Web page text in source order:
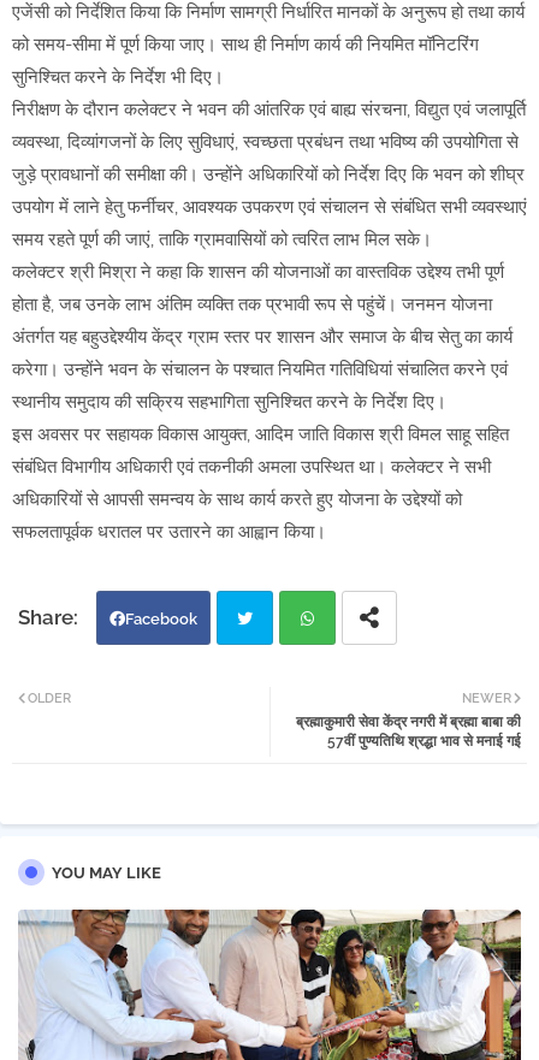
एजेंसी को निर्देशित किया कि निर्माण सामग्री निर्धारित मानकों के अनुरूप हो तथा कार्य
को समय-सीमा में पूर्ण किया जाए। साथ ही निर्माण कार्य की नियमित मॉनिटरिंग
सुनिश्चित करने के निर्देश भी दिए।
निरीक्षण के दौरान कलेक्टर ने भवन की आंतरिक एवं बाह्य संरचना, विद्युत एवं जलापूर्ति
व्यवस्था, दिव्यांगजनों के लिए सुविधाएं, स्वच्छता प्रबंधन तथा भविष्य की उपयोगिता से
जुड़े प्रावधानों की समीक्षा की। उन्होंने अधिकारियों को निर्देश दिए कि भवन को शीघ्र
उपयोग में लाने हेतु फर्नीचर, आवश्यक उपकरण एवं संचालन से संबंधित सभी व्यवस्थाएं
समय रहते पूर्ण की जाएं, ताकि ग्रामवासियों को त्वरित लाभ मिल सके।
कलेक्टर श्री मिश्रा ने कहा कि शासन की योजनाओं का वास्तविक उद्देश्य तभी पूर्ण
होता है, जब उनके लाभ अंतिम व्यक्ति तक प्रभावी रूप से पहुंचें। जनमन योजना
अंतर्गत यह बहुउद्देश्यीय केंद्र ग्राम स्तर पर शासन और समाज के बीच सेतु का कार्य
करेगा। उन्होंने भवन के संचालन के पश्चात नियमित गतिविधियां संचालित करने एवं
स्थानीय समुदाय की सक्रिय सहभागिता सुनिश्चित करने के निर्देश दिए।
इस अवसर पर सहायक विकास आयुक्त, आदिम जाति विकास श्री विमल साहू सहित
संबंधित विभागीय अधिकारी एवं तकनीकी अमला उपस्थित था। कलेक्टर ने सभी
अधिकारियों से आपसी समन्वय के साथ कार्य करते हुए योजना के उद्देश्यों को
सफलतापूर्वक धरातल पर उतारने का आह्वान किया।
Facebook
atsa
NEWER
ब्रह्माकुमारी सेवा केंद्र नगरी में ब्रह्मा बाबा की
57वीं पुण्यतिथि श्रद्धा भाव से मनाई गई
OLDER
YOU MAY LIKE